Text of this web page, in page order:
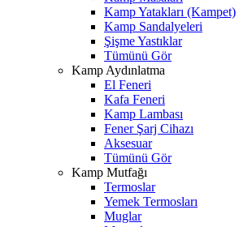
Kamp Yatakları (Kampet)
Kamp Sandalyeleri
Şişme Yastıklar
Tümünü Gör
Kamp Aydınlatma
El Feneri
Kafa Feneri
Kamp Lambası
Fener Şarj Cihazı
Aksesuar
Tümünü Gör
Kamp Mutfağı
Termoslar
Yemek Termosları
Muglar